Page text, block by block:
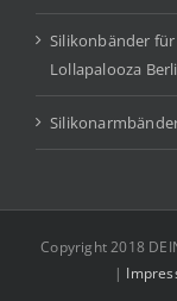
Silikonbänder für
Lollapalooza
Copyright 2018
|